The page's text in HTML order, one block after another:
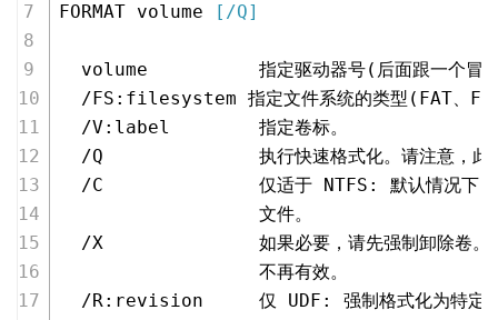
FORMAT volume
[/Q]
volume          指定驱动器号(后面跟一个冒
/FS:filesystem 指定文件系统的类型(FAT、
  /V:label        指定卷标。
/Q              执行快速格式化。请注意，此
/C              仅适于 NTFS: 默认情况下，
                  文件。
/X              如果必要，请先强制卸除卷。
                  不再有效。
/R:revision     仅 UDF: 强制格式化为特定